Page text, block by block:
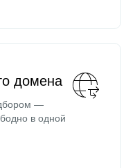
домена
—
в одной